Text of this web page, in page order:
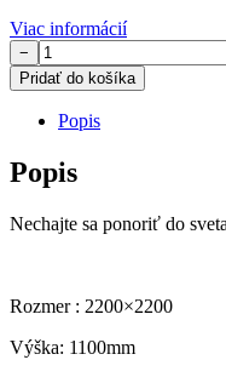
Viac informácií
množstvo
Akrylová
vložka
Monaco
225x225
(čierna)
−
Pridať do košíka
Popis
Popis
Nechajte sa ponoriť do
Rozmer : 2200×2200
Výška: 1100mm